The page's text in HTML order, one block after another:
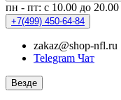
пн - пт: с 10.00 до 20.00
+7(499) 450-64-84
zakaz@shop-nfl.ru
Telegram Чат
Везде